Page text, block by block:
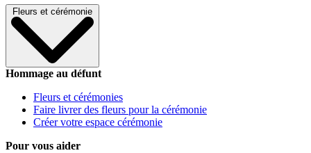
Fleurs et cérémonie
Hommage au défunt
Fleurs et cérémonies
Faire livrer des fleurs pour la cérémonie
Créer votre espace cérémonie
Pour vous aider